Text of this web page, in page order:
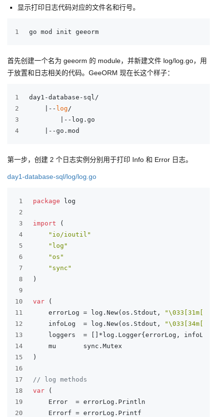
显示打印日志代码对应的文件名和行号。
1 go mod init geeorm
首先创建一个名为 geeorm 的 module，并新建文件 log/log.go，用
于放置和日志相关的代码。GeeORM 现在长这个样子：
1
2
3
4
day1-database-sql/
    |--
log/
        |--log.go
    |--go.mod
第一步，创建 2 个日志实例分别用于打印 Info 和 Error 日志。
day1-database-sql/log/log.go
1
2
3
4
5
6
7
8
9
10
11
12
13
14
15
16
17
18
19
20
package log
import (
"io/ioutil"
"log"
"os"
"sync"
)
var (
	errorLog = log.New(os.Stdout,
	infoLog  = log.New(os.Stdout,
	loggers  = []*log.Logger{errorLog, infoLog}
	mu       sync.Mutex
)
// log methods
var (
	Error  = errorLog.Println
	Errorf = errorLog.Printf